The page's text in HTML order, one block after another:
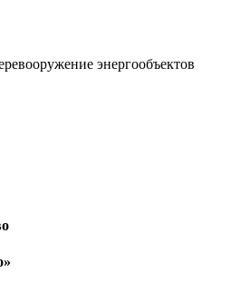
энергообъектов